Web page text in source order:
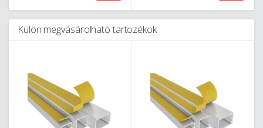
Külön megvásárolható tartozékok